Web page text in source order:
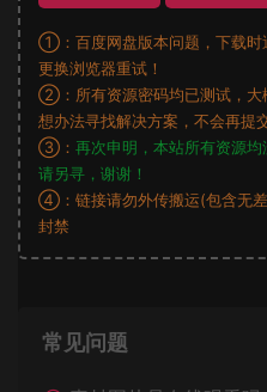
①：百度网盘版本问题，下载时
更换浏览器重试！
②：所有资源密码均已测试，大
想办法寻找解决方案，不会再提
③： 再次申明，本站所有资源
请另寻，谢谢！
④：链接请勿外传搬运(包含无
封禁
常见问题